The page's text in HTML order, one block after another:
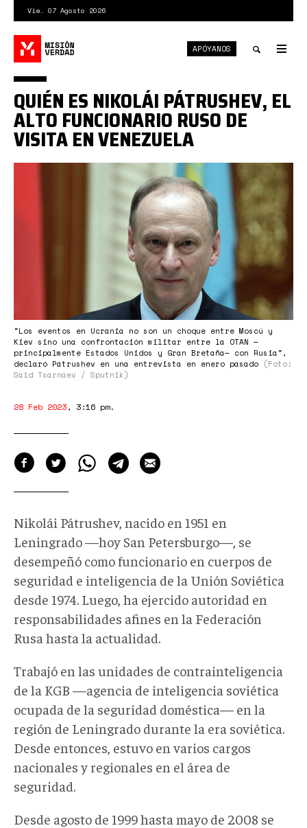
contenido
principal
Vie. 07 Agosto 2026
search
APÓYANOS
"Los eventos en Ucrania no son un choque entre Moscú y
Kiev sino una confrontación militar entre la OTAN —
principalmente Estados Unidos y Gran Bretaña— con Rusia",
declaró Pátrushev en una entrevista en enero pasado (Foto:
Said Tsarnaev / Sputnik)
QUIÉN ES NIKOLÁI PÁTRUSHEV, EL
ALTO FUNCIONARIO RUSO DE
VISITA EN VENEZUELA
28 Feb 2023, 3:16 pm.
Nikolái Pátrushev, nacido en 1951 en
Leningrado —hoy San Petersburgo—, se
desempeñó como funcionario en cuerpos de
seguridad e inteligencia de la Unión Soviética
desde 1974. Luego, ha ejercido autoridad en
responsabilidades afines en la Federación
Rusa hasta la actualidad.
Trabajó en las unidades de contrainteligencia
de la KGB —agencia de inteligencia soviética
ocupada de la seguridad doméstica— en la
región de Leningrado durante la era soviética.
Desde entonces, estuvo en varios cargos
nacionales y regionales en el área de
seguridad.
Desde agosto de 1999 hasta mayo de 2008 se